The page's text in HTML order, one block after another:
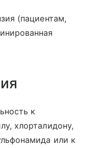
(пациентам,
к
хлорталидону,
или к